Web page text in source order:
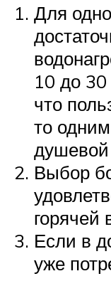
Для
10 до
что
то
Выбор
горячей
Если в
уже